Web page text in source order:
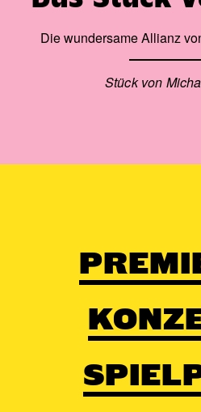
Farrier | Aaron Judisch |
Wieland Lemke | Matthias
Die wundersame Allianz
Stück von